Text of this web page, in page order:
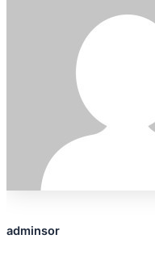
adminsor